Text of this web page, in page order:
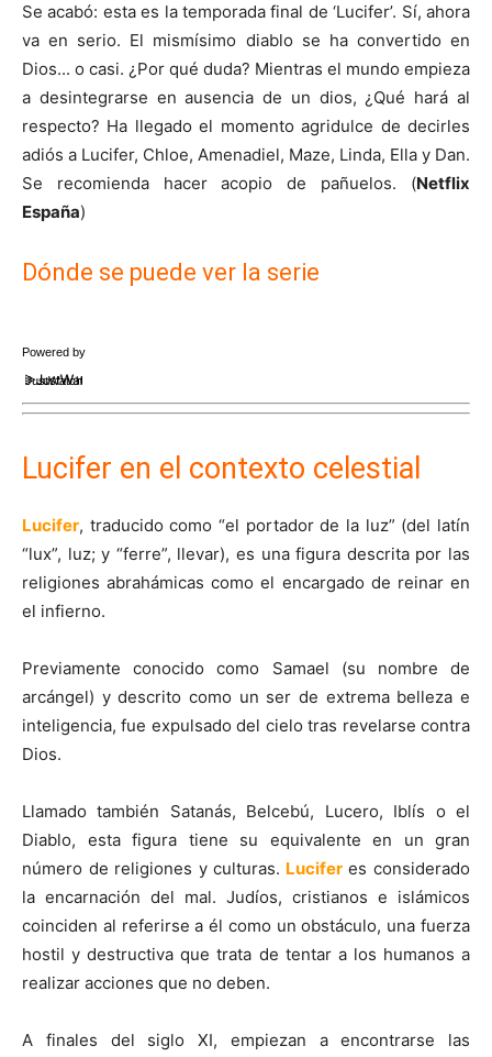
Se acabó: esta es la temporada final de ‘Lucifer’. Sí, ahora
va en serio. El mismísimo diablo se ha convertido en
Dios... o casi. ¿Por qué duda? Mientras el mundo empieza
a desintegrarse en ausencia de un dios, ¿Qué hará al
respecto? Ha llegado el momento agridulce de decirles
adiós a Lucifer, Chloe, Amenadiel, Maze, Linda, Ella y Dan.
Se recomienda hacer acopio de pañuelos. (Netflix
España)
Dónde se puede ver la serie
Powered by
JustWatch
Lucifer en el contexto celestial
Lucifer, traducido como “el portador de la luz” (del latín
“lux”, luz; y “ferre”, llevar), es una figura descrita por las
religiones abrahámicas como el encargado de reinar en
el infierno.
Previamente conocido como Samael (su nombre de
arcángel) y descrito como un ser de extrema belleza e
inteligencia, fue expulsado del cielo tras revelarse contra
Dios.
Llamado también Satanás, Belcebú, Lucero, Iblís o el
Diablo, esta figura tiene su equivalente en un gran
número de religiones y culturas. Luciferes considerado
la encarnación del mal. Judíos, cristianos e islámicos
coinciden al referirse a él como un obstáculo, una fuerza
hostil y destructiva que trata de tentar a los humanos a
realizar acciones que no deben.
A finales del siglo XI, empiezan a encontrarse las